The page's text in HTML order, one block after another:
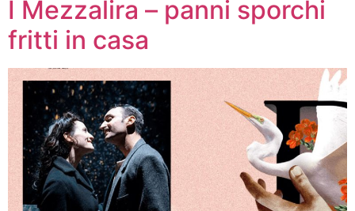
I Mezzalira – panni sporchi
fritti in casa